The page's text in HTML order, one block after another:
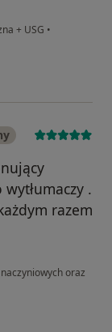
+ USG •
.
razem
oraz